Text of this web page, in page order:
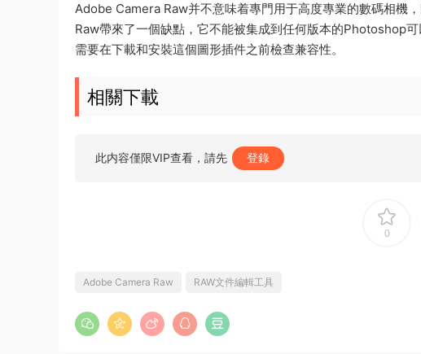
Adobe Camera Raw并不意味着專門用于高度專業的數碼相機
Raw帶來了一個缺點，它不能被集成到任何版本的Photoshop
需要在下載和安裝這個圖形插件之前檢查兼容性。
相關下載
此内容僅限VIP查看，請先 登錄
0
Adobe Camera Raw RAW文件編輯工具